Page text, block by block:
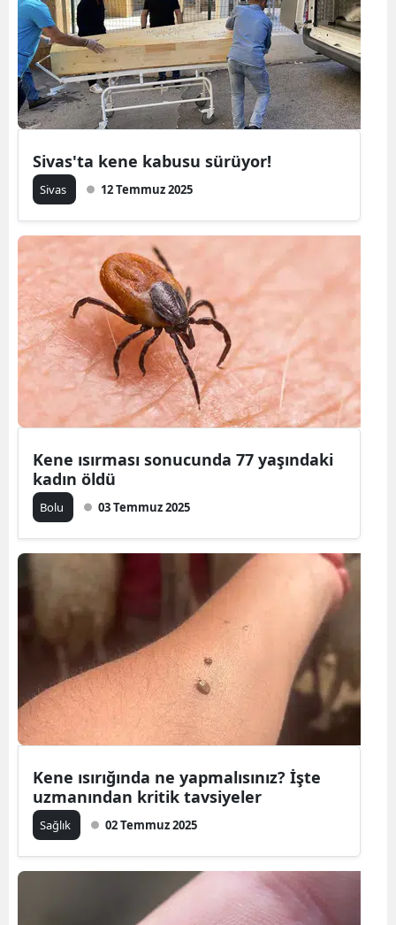
Kırşehir
Kocaeli
Konya
Kütahya
Muş
Nevşehir
Niğde
Ordu
Samsun
Siirt
Sivas
Tekirdağ
Sivas'ta kene kabusu sürüyor!
Sivas 12 Temmuz 2025
Kene ısırması sonucunda 77 yaşındaki
kadın öldü
Bolu 03 Temmuz 2025
Kene ısırığında ne yapmalısınız? İşte
uzmanından kritik tavsiyeler
Sağlık 02 Temmuz 2025